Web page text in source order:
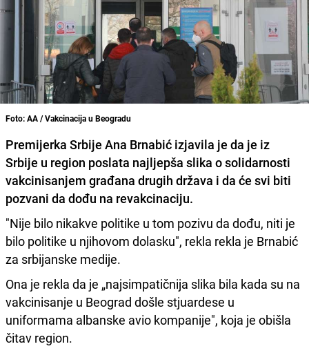
Foto: AA / Vakcinacija u Beogradu
Premijerka Srbije Ana Brnabić izjavila je da je iz
Srbije u region poslata najljepša slika o solidarnosti
vakcinisanjem građana drugih država i da će svi biti
pozvani da dođu na revakcinaciju.
"Nije bilo nikakve politike u tom pozivu da dođu, niti je
bilo politike u njihovom dolasku", rekla rekla je Brnabić
za srbijanske medije.
Ona je rekla da je „najsimpatičnija slika bila kada su na
vakcinisanje u Beograd došle stjuardese u
uniformama albanske avio kompanije", koja je obišla
čitav region.